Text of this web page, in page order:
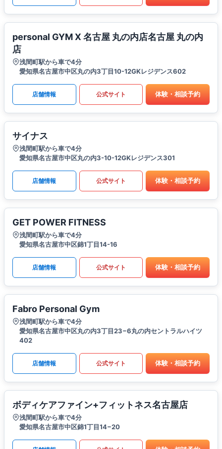
personal GYM X 名古屋 丸の内店名古屋 丸の内
店
浅間町駅から車で4分
愛知県名古屋市中区丸の内3丁目10-12GKレジデンス602
店舗情報 公式サイト 体験・相談予約
サイナス
浅間町駅から車で4分
愛知県名古屋市中区丸の内3-10-12GKレジデンス301
店舗情報 公式サイト 体験・相談予約
GET POWER FITNESS
浅間町駅から車で4分
愛知県名古屋市中区錦1丁目14-16
店舗情報 公式サイト 体験・相談予約
Fabro Personal Gym
浅間町駅から車で4分
愛知県名古屋市中区丸の内3丁目23−6丸の内セントラルハイツ
402
店舗情報 公式サイト 体験・相談予約
ボディケアファイン+フィットネス名古屋店
浅間町駅から車で4分
愛知県名古屋市中区錦1丁目14−20